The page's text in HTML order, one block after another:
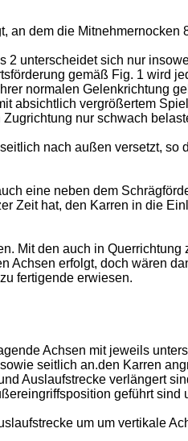
dem die Mitnehmernocken
unterscheidet sich nur
gemäß Fig. 1 wird
normalen Gelenkrichtung
absichtlich vergrößertem
nur schwach
nach außen versetzt, so
eine neben dem
Zeit hat, den Karren in die
Mit den auch in
Achsen erfolgt, doch wären
fertigende erwiesen.
Achsen mit jeweils
seitlich an.den Karren
Auslaufstrecke verlängert
geführt sind
um um vertikale